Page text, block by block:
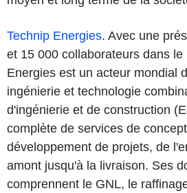
Technip Energies. Avec une
et 15 000 collaborateurs dans le
Energies est un acteur mondial
ingénierie et technologie
d'ingénierie et de construction
complète de services de
développement de projets, de
amont jusqu'à la livraison. Ses
comprennent le GNL, le